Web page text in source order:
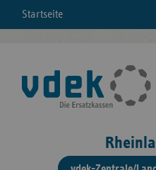
Startseite